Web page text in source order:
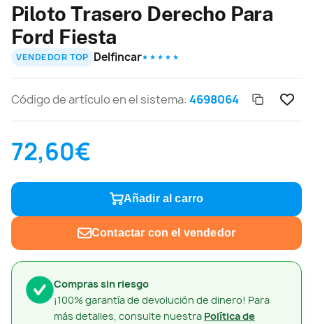
Compras sin riesgo
¡100% garantía de devolución de dinero! Para
más detalles, consulte nuestra Política de
Piloto Trasero Derecho Para
Ford Fiesta
VENDEDOR TOP Delfincar★ ★ ★ ★ ★
Código de artículo en el sistema:4698064
72,60€
Añadir al carro
Contactar con el vendedor